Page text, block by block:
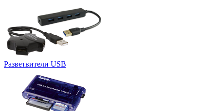
Разветвители USB